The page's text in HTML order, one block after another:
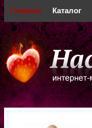
Главная Каталог